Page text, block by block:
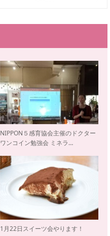
NIPPON５感育協会主催のドクター
ワンコイン勉強会 ミネラ…
1月22日スイーツ会やります！